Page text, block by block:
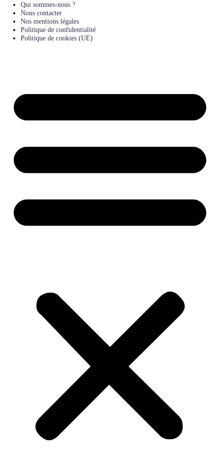
Qui sommes-nous ?
Nous contacter
Nos mentions légales
Politique de confidentialité
Politique de cookies (UE)